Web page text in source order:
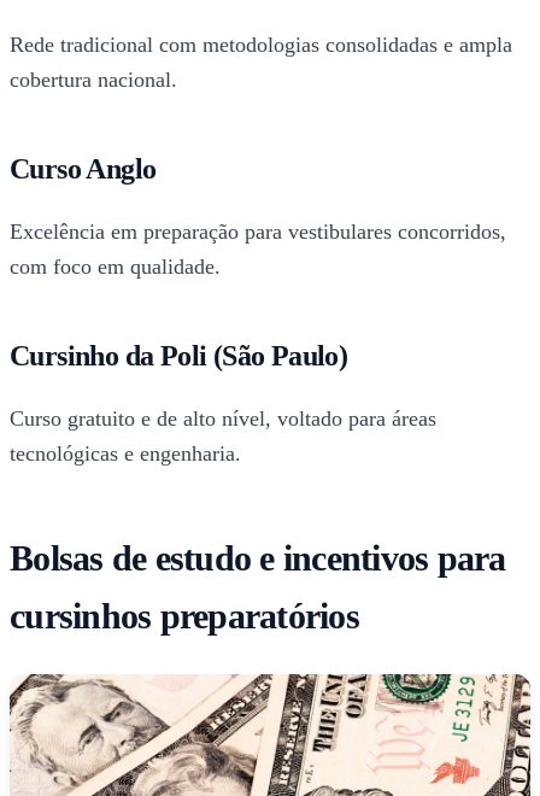
Rede tradicional com metodologias consolidadas e ampla
cobertura nacional.
Curso Anglo
Excelência em preparação para vestibulares concorridos,
com foco em qualidade.
Cursinho da Poli (São Paulo)
Curso gratuito e de alto nível, voltado para áreas
tecnológicas e engenharia.
Bolsas de estudo e incentivos para
cursinhos preparatórios